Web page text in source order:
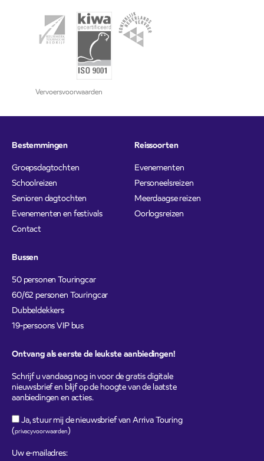
Vervoersvoorwaarden
Bestemmingen
Groepsdagtochten
Schoolreizen
Senioren dagtochten
Evenementen en festivals
Contact
Reissoorten
Evenementen
Personeelsreizen
Meerdaagse reizen
Oorlogsreizen
Bussen
50 personen Touringcar
60/62 personen Touringcar
Dubbeldekkers
19-persoons VIP bus
Ontvang als eerste de leukste aanbiedingen!
Schrijf u vandaag nog in voor de gratis digitale
nieuwsbrief en blijf op de hoogte van de laatste
aanbiedingen en acties.
Ja, stuur mij de nieuwsbrief van Arriva Touring
(privacyvoorwaarden)
Uw e-mailadres: